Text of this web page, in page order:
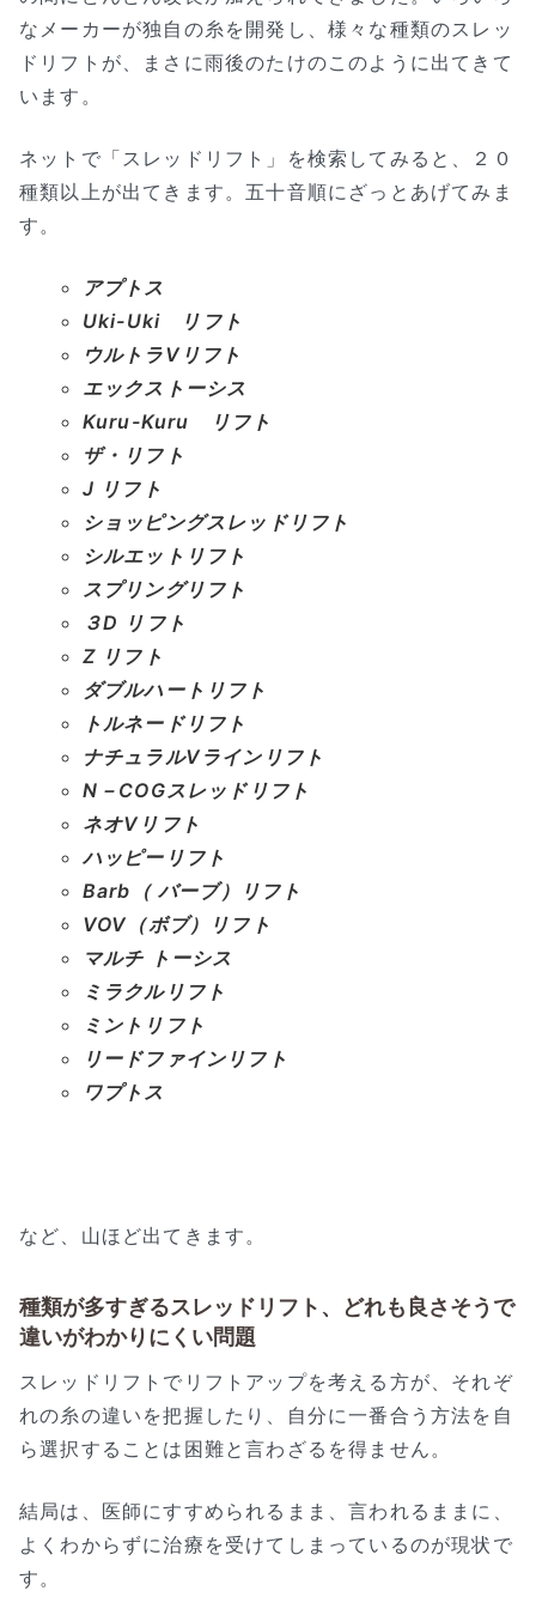
なメーカーが独自の糸を開発し、様々な種類のスレッ
ドリフトが、まさに雨後のたけのこのように出てきて
います。
ネットで「スレッドリフト」を検索してみると、２０
種類以上が出てきます。五十音順にざっとあげてみま
す。
アプトス
Uki-Uki リフト
ウルトラVリフト
エックストーシス
Kuru-Kuru リフト
ザ・リフト
J リフト
ショッピングスレッドリフト
シルエットリフト
スプリングリフト
３D リフト
Z リフト
ダブルハートリフト
トルネードリフト
ナチュラルVラインリフト
N－COGスレッドリフト
ネオVリフト
ハッピーリフト
Barb（ バーブ）リフト
VOV（ボブ）リフト
マルチ トーシス
ミラクルリフト
ミントリフト
リードファインリフト
ワプトス
など、山ほど出てきます。
種類が多すぎるスレッドリフト、どれも良さそうで
違いがわかりにくい問題
スレッドリフトでリフトアップを考える方が、それぞ
れの糸の違いを把握したり、自分に一番合う方法を自
ら選択することは困難と言わざるを得ません。
結局は、医師にすすめられるまま、言われるままに、
よくわからずに治療を受けてしまっているのが現状で
す。